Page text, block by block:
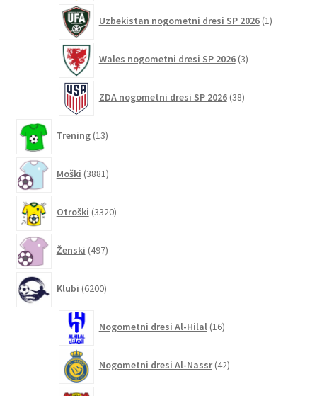
Uzbekistan nogometni dresi SP 2026 1izdelek
Wales nogometni dresi SP 2026 3izdelki
ZDA nogometni dresi SP 2026 38izdelkov
Trening 13izdelkov
Moški 3881izdelkov
Otroški 3320izdelkov
Ženski 497izdelkov
Klubi 6200izdelkov
Nogometni dresi Al-Hilal 16izdelkov
Nogometni dresi Al-Nassr 42izdelkov